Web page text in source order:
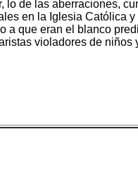
lo de las aberraciones,
en la Iglesia Católica
a que eran el blanco
violadores de